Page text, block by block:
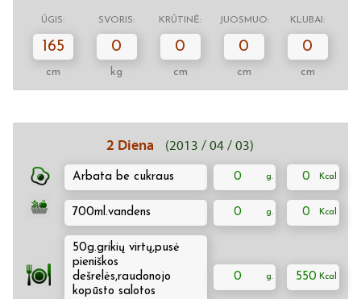
ŪGIS: SVORIS: KRŪTINĖ: JUOSMUO: KLUBAI:
165
cm
0
kg
0
cm
0
cm
0
cm
2 Diena (2013 / 04 / 03)
Arbata be cukraus 0 0
700ml.vandens 0 0
50g.grikių virtų,pusė
pieniškos
dešrelės,raudonojo
kopūsto salotos
0 550